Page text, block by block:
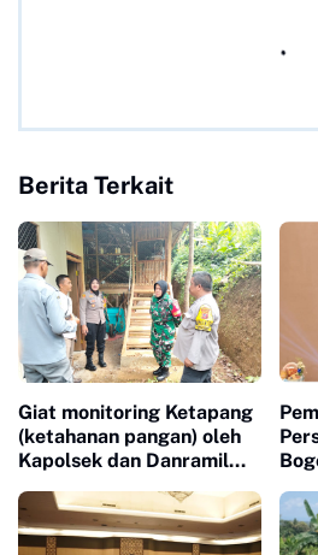
Berita Terkait
Giat monitoring Ketapang
(ketahanan pangan) oleh
Kapolsek dan Danramil
Bhabinkamtibmas